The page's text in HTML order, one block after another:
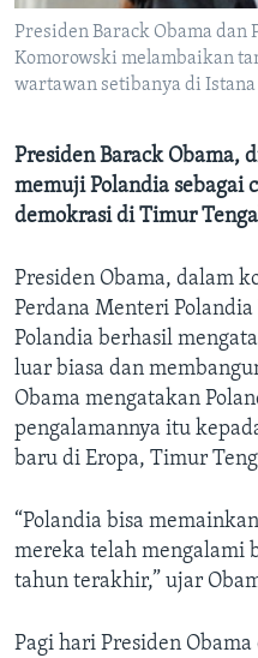
Presiden Barack Obama dan
Komorowski melambaikan
wartawan setibanya di
Presiden Barack Obama,
memuji Polandia sebagai
demokrasi di Timur
Presiden Obama, dalam
Perdana Menteri
Polandia berhasil
luar biasa dan
Obama mengatakan
pengalamannya itu
baru di Eropa, Timur
“Polandia bisa
mereka telah mengalami
tahun terakhir,” ujar
Pagi hari Presiden